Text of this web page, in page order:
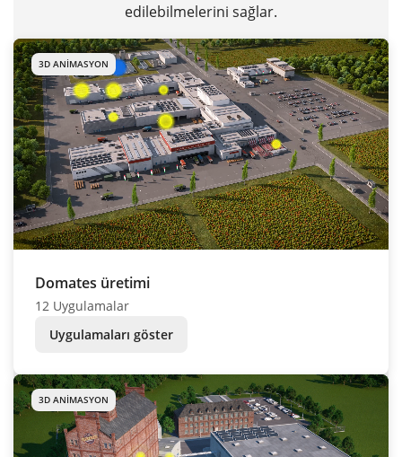
edilebilmelerini sağlar.
3D ANIMASYON
Domates üretimi
12 Uygulamalar
Uygulamaları göster
3D ANIMASYON